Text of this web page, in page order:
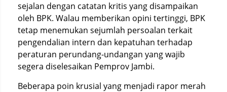
sejalan dengan catatan kritis yang disampaikan
oleh BPK. Walau memberikan opini tertinggi, BPK
tetap menemukan sejumlah persoalan terkait
pengendalian intern dan kepatuhan terhadap
peraturan perundang-undangan yang wajib
segera diselesaikan Pemprov Jambi.
Beberapa poin krusial yang menjadi rapor merah